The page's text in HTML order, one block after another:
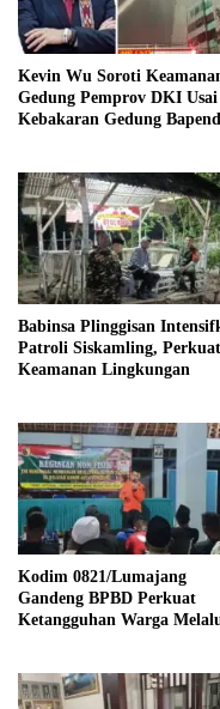
Kevin Wu Soroti
Gedung Pemprov DKI Usai
Kebakaran Gedung
Babinsa Plinggisan
Patroli Siskamling, Perkuat
Keamanan Lingkungan
Kodim 0821/Lumajang
Gandeng BPBD Perkuat
Ketangguhan Warga